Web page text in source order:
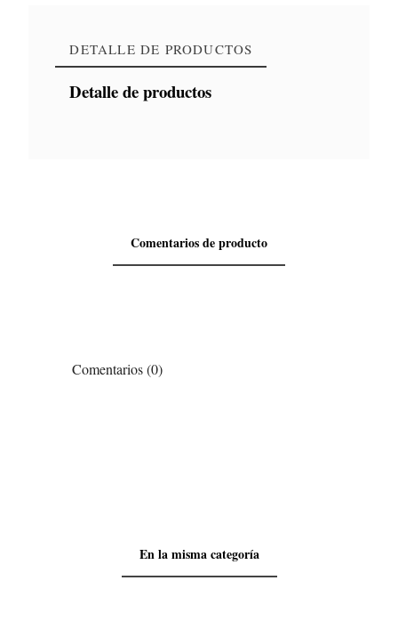
DETALLE DE PRODUCTOS
Detalle de productos
Comentarios de producto
Comentarios (0)
En la misma categoría